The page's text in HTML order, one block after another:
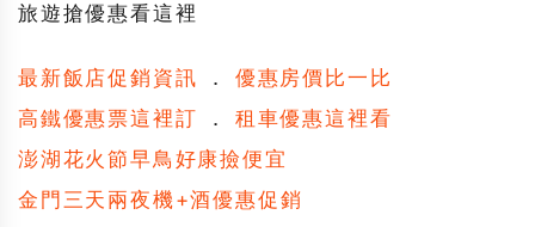
旅遊搶優惠看這裡
最新飯店促銷資訊 ． 優惠房價比一比
高鐵優惠票這裡訂
． 租車優惠這裡看
澎湖花火節早鳥好康撿便宜
金門三天兩夜機+酒優惠促銷